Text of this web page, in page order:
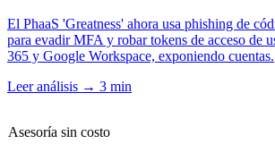
El PhaaS 'Greatness' ahora usa phishing de
para evadir MFA y robar tokens de acceso de
365 y Google Workspace, exponiendo cuentas.
Leer análisis → 3 min
Asesoría sin costo